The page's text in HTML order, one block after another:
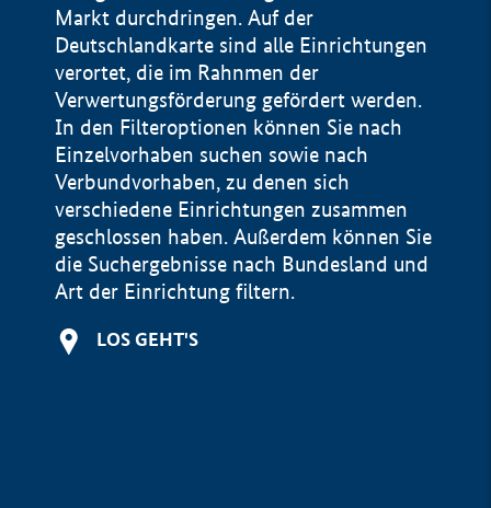
Markt durchdringen. Auf der
Deutschlandkarte sind alle Einrichtungen
verortet, die im Rahnmen der
Verwertungsförderung gefördert werden.
In den Filteroptionen können Sie nach
Einzelvorhaben suchen sowie nach
Verbundvorhaben, zu denen sich
verschiedene Einrichtungen zusammen
geschlossen haben. Außerdem können Sie
die Suchergebnisse nach Bundesland und
Art der Einrichtung filtern.
LOS GEHT'S